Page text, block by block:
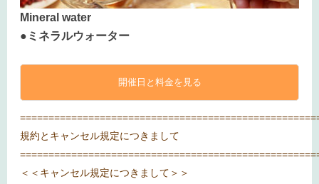
Mineral water
●ミネラルウォーター
開催日と料金を見る
規約とキャンセル規定につきまして
＜＜キャンセル規定につきまして＞＞